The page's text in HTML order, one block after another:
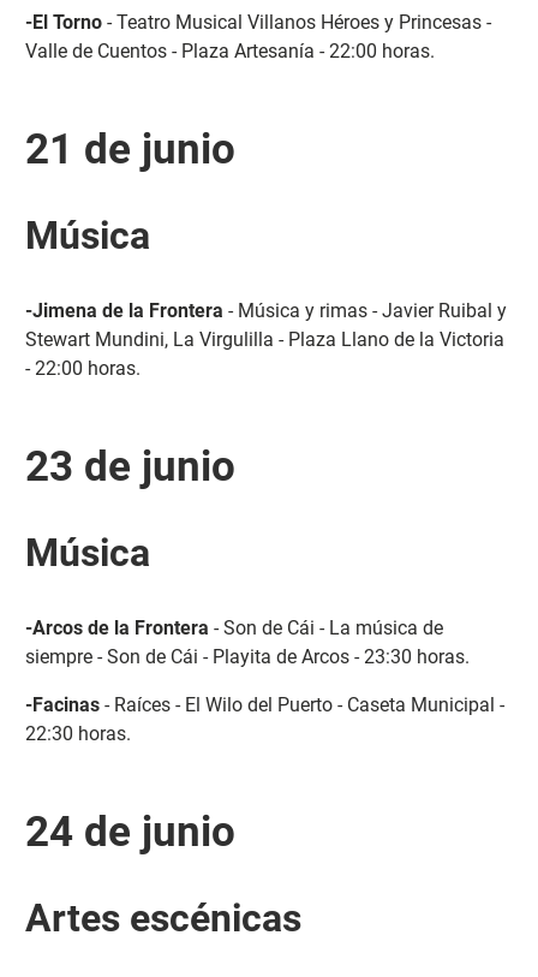
-El Torno- Teatro Musical Villanos Héroes y Princesas -
Valle de Cuentos - Plaza Artesanía - 22:00 horas.
21 de junio
Música
-Jimena de la Frontera - Música y rimas - Javier Ruibal y
Stewart Mundini, La Virgulilla - Plaza Llano de la Victoria
- 22:00 horas.
23 de junio
Música
-Arcos de la Frontera - Son de Cái - La música de
siempre - Son de Cái - Playita de Arcos - 23:30 horas.
-Facinas- Raíces - El Wilo del Puerto - Caseta Municipal -
22:30 horas.
24 de junio
Artes escénicas